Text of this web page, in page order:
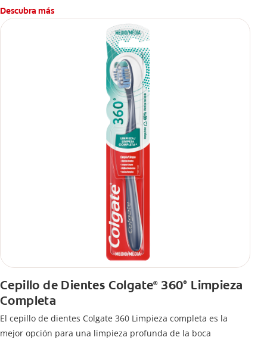
Descubra más
Cepillo de Dientes Colgate®360° Limpieza
Completa
El cepillo de dientes Colgate 360 Limpieza completa es la
mejor opción para una limpieza profunda de la boca